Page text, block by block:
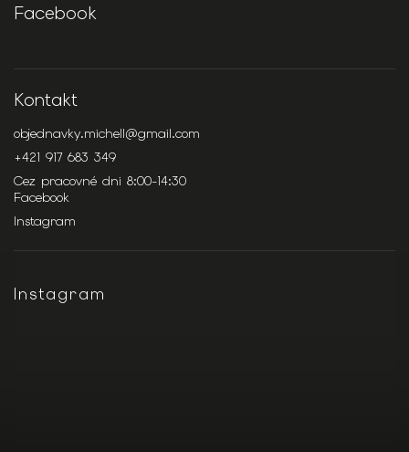
Facebook
Kontakt
objednavky.michell@gmail.com
+421 917 683 349
Cez pracovné dni 8:00-14:30
Facebook
Instagram
Instagram